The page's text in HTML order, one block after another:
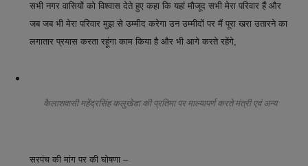
सभी नगर वासियों को विश्वास देते हुए कहा कि यहां मौजूद सभी मेरा परिवार हैं और
जब जब भी मेरा परिवार मुझ से उम्मीद करेगा उन उम्मीदों पर मैं पूरा खरा उतारने का
लगातार प्रयास करता रहूंगा काम किया है और भी आगे करते रहेंगे,
कैलाशवासी महेंद्रसिंह कलुखेडा की प्रतिमा पर माल्यापर्ण करते मंत्री एवं अन्य
सरपंच की मांग पर की घोषणा –